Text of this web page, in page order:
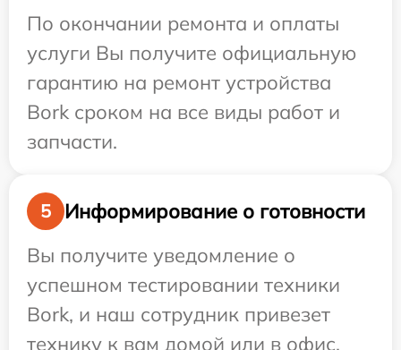
По окончании ремонта и оплаты
услуги Вы получите официальную
гарантию на ремонт устройства
Bork сроком на все виды работ и
запчасти.
5
Информирование о готовности
Вы получите уведомление о
успешном тестировании техники
Bork, и наш сотрудник привезет
технику к вам домой или в офис.